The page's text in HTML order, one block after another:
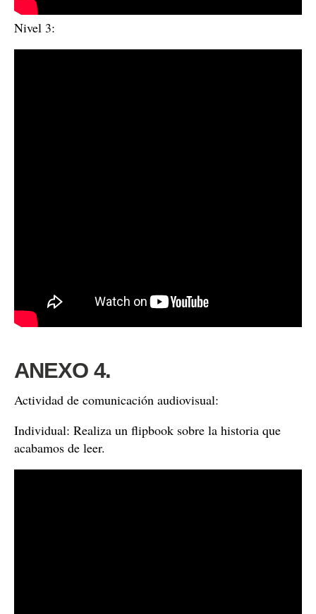
Nivel 3:
ANEXO 4.
Actividad de comunicación audiovisual:
Individual: Realiza un flipbook sobre la historia que
acabamos de leer.